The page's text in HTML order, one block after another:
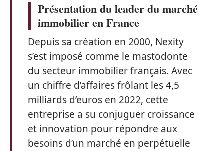
Présentation du leader du marché
immobilier en France
Depuis sa création en 2000, Nexity
s’est imposé comme le mastodonte
du secteur immobilier français. Avec
un chiffre d’affaires frôlant les 4,5
milliards d’euros en 2022, cette
entreprise a su conjuguer croissance
et innovation pour répondre aux
besoins d’un marché en perpétuelle